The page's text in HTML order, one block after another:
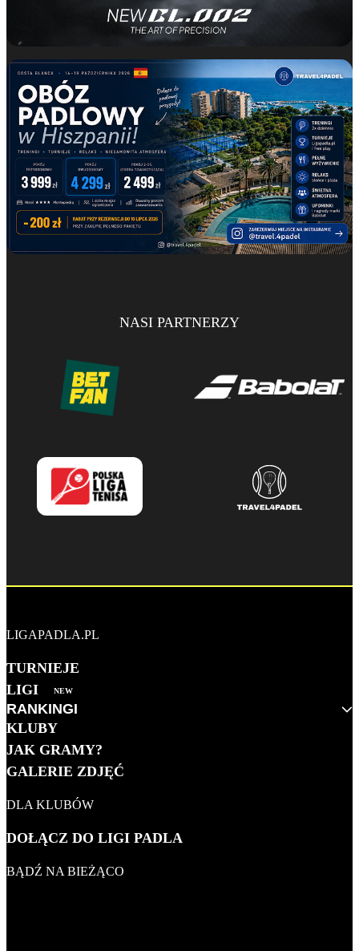
NASI PARTNERZY
LIGAPADLA.PL
TURNIEJE
LIGI
NEW
RANKINGI
MĘŻCZYZN 2026
KOBIET 2026
KLUBOWY
KLUBY
JAK GRAMY?
GALERIE ZDJĘĆ
DLA KLUBÓW
DOŁĄCZ DO LIGI PADLA
BĄDŹ NA BIEŻĄCO